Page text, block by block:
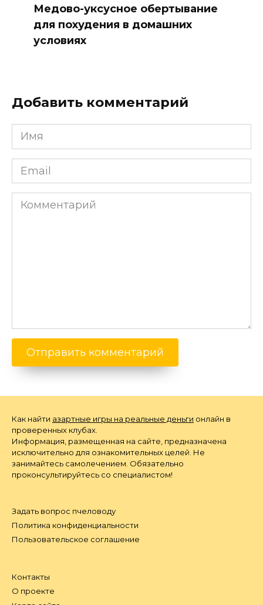
Медово-уксусное обертывание
для похудения в домашних
условиях
Добавить комментарий
Имя
*
Email
*
Комментарий
Как найти азартные игры на реальные деньги онлайн в
проверенных клубах.
Информация, размещенная на сайте, предназначена
исключительно для ознакомительных целей. Не
занимайтесь самолечением. Обязательно
проконсультируйтесь со специалистом!
Задать вопрос пчеловоду
Политика конфиденциальности
Пользовательское соглашение
Контакты
О проекте